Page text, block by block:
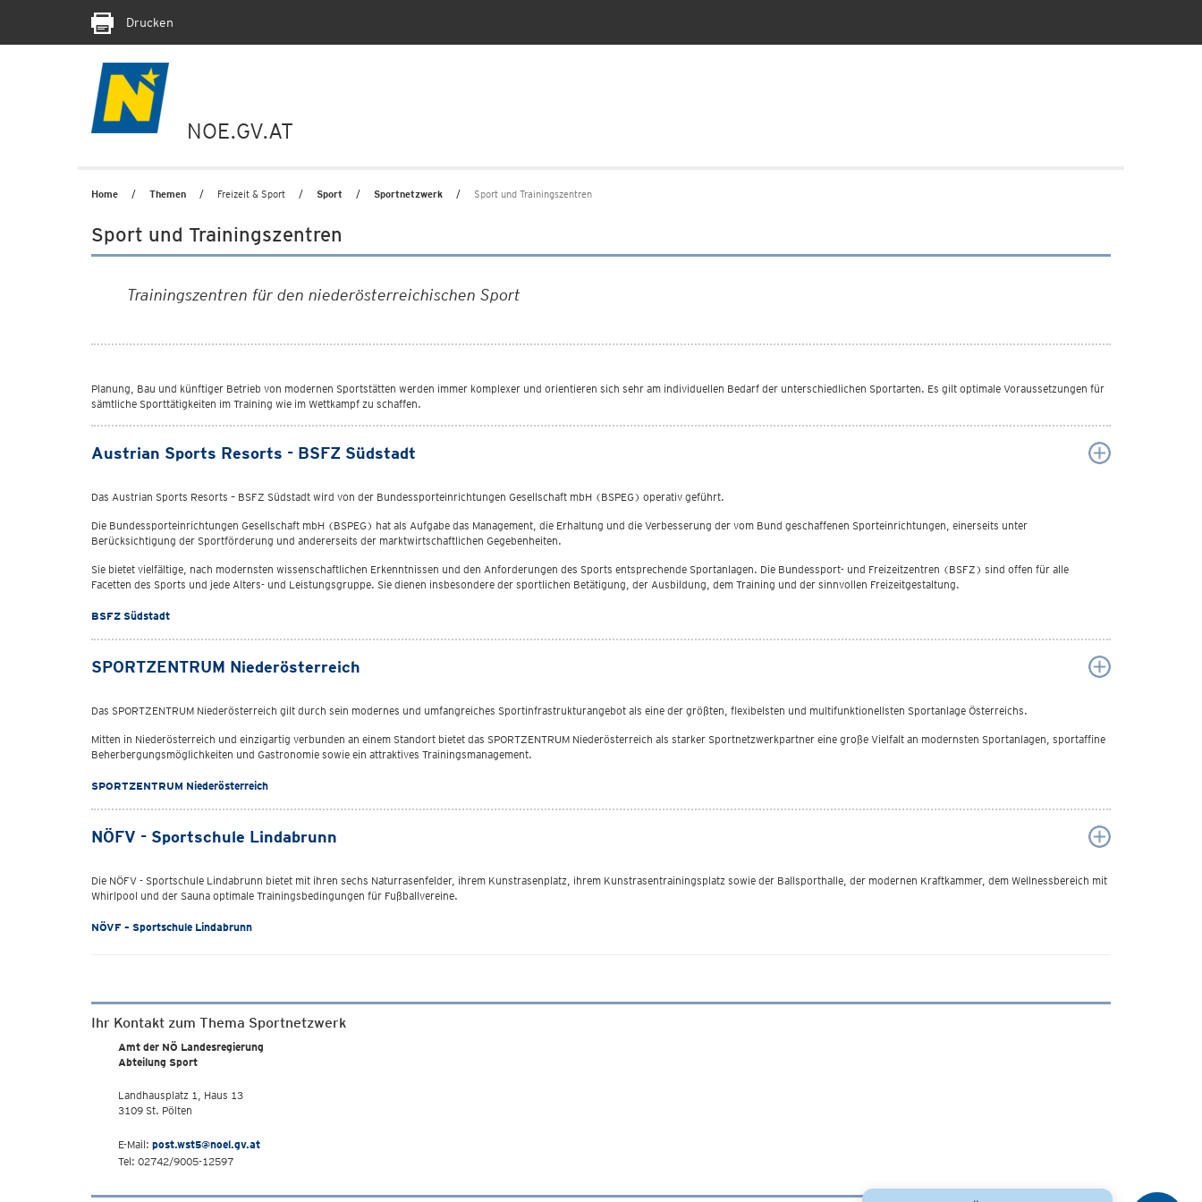
Drucken
NOE.GV.AT
Home Themen Freizeit & Sport Sport Sportnetzwerk Sport und Trainingszentren
Sport und Trainingszentren
Trainingszentren für den niederösterreichischen Sport
Planung, Bau und künftiger Betrieb von modernen Sportstätten werden immer komplexer und orientieren sich sehr am individuellen Bedarf der unterschiedlichen Sportarten. Es gilt optimale Voraussetzungen für
sämtliche Sporttätigkeiten im Training wie im Wettkampf zu schaffen.
Austrian Sports Resorts - BSFZ Südstadt
Das Austrian Sports Resorts – BSFZ Südstadt wird von der Bundessporteinrichtungen Gesellschaft mbH (BSPEG) operativ geführt.
Die Bundessporteinrichtungen Gesellschaft mbH (BSPEG) hat als Aufgabe das Management, die Erhaltung und die Verbesserung der vom Bund geschaffenen Sporteinrichtungen, einerseits unter
Berücksichtigung der Sportförderung und andererseits der marktwirtschaftlichen Gegebenheiten.
Sie bietet vielfältige, nach modernsten wissenschaftlichen Erkenntnissen und den Anforderungen des Sports entsprechende Sportanlagen. Die Bundessport- und Freizeitzentren (BSFZ) sind offen für alle
Facetten des Sports und jede Alters- und Leistungsgruppe. Sie dienen insbesondere der sportlichen Betätigung, der Ausbildung, dem Training und der sinnvollen Freizeitgestaltung.
BSFZ Südstadt
SPORTZENTRUM Niederösterreich
Das SPORTZENTRUM Niederösterreich gilt durch sein modernes und umfangreiches Sportinfrastrukturangebot als eine der größten, flexibelsten und multifunktionellsten Sportanlage Österreichs.
Mitten in Niederösterreich und einzigartig verbunden an einem Standort bietet das SPORTZENTRUM Niederösterreich als starker Sportnetzwerkpartner eine große Vielfalt an modernsten Sportanlagen, sportaffine
Beherbergungsmöglichkeiten und Gastronomie sowie ein attraktives Trainingsmanagement.
SPORTZENTRUM Niederösterreich
NÖFV - Sportschule Lindabrunn
Die NÖFV - Sportschule Lindabrunn bietet mit ihren sechs Naturrasenfelder, ihrem Kunstrasenplatz, ihrem Kunstrasentrainingsplatz sowie der Ballsporthalle, der modernen Kraftkammer, dem Wellnessbereich mit
Whirlpool und der Sauna optimale Trainingsbedingungen für Fußballvereine.
NÖVF – Sportschule Lindabrunn
Ihr Kontakt zum Thema Sportnetzwerk
Amt der NÖ Landesregierung
Abteilung Sport
Landhausplatz 1, Haus 13
3109 St. Pölten
E-Mail: post.wst5@noel.gv.at
Tel: 02742/9005-12597